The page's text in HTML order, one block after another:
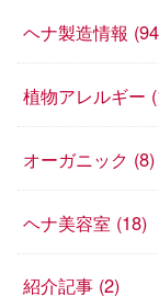
ヘナ製造情報
植物アレルギー
オーガニック (8)
ヘナ美容室 (18)
紹介記事 (2)